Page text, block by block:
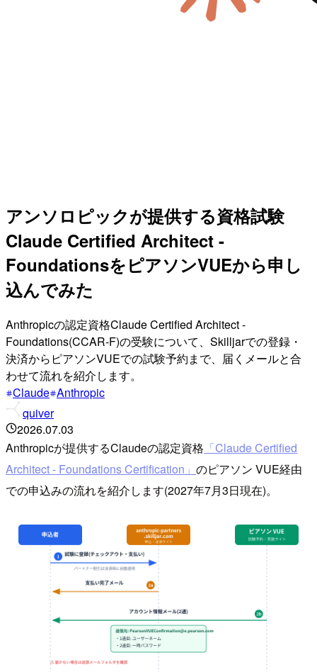
アンソロピックが提供する資格試験
Claude Certified Architect -
FoundationsをピアソンVUEから申し
込んでみた
Anthropicの認定資格Claude Certified Architect -
Foundations(CCAR-F)の受験について、Skilljarでの登録・
決済からピアソンVUEでの試験予約まで、届くメールと合
わせて流れを紹介します。
Claude Anthropic
quiver
2026.07.03
Anthropicが提供するClaudeの認定資格 「Claude Certified
Architect - Foundations Certification」 のピアソン VUE経由
での申込みの流れを紹介します(2027年7月3日現在)。